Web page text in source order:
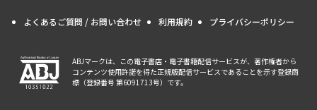
よくあるご質問 / お問い合わせ 利用規約 プライバシーポリシー
ABJマークは、この電子書店・電子書籍配信サービスが、著作権者から
コンテンツ使用許諾を得た正規版配信サービスであることを示す登録商
標（登録番号 第6091713号）です。